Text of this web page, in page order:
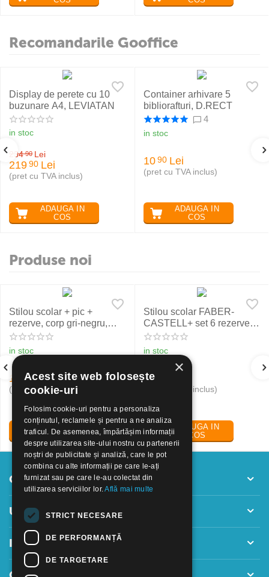
Recomandarile Gooffice
Display de perete cu 10
buzunare A4, LEVIATAN
in stoc
234 90 Lei
219 90 Lei
(pret cu TVA inclus)
ADAUGA IN
COS
Container arhivare 5
bibliorafturi, D.RECT
4
in stoc
10 90 Lei
(pret cu TVA inclus)
ADAUGA IN
COS
Produse noi
Stilou scolar + pic +
rezerve, corp gri-negru,
NXT Eberhard Faber
in stoc
19 30 Lei
(pret cu TVA inclus)
ADAUGA IN
COS
Stilou scolar FABER-
CASTELL+ set 6 rezerve,
rosu
in stoc
24
(pret cu TVA inclus)
ADAUGA IN
COS
Contul meu
Utile
Informatii
×
Acest site web folosește
cookie-uri
Folosim cookie-uri pentru a personaliza
conținutul, reclamele și pentru a ne analiza
traficul. De asemenea, împărtășim informații
despre utilizarea site-ului nostru cu partenerii
noștri de publicitate și analiză, care le pot
combina cu alte informații pe care le-ați
furnizat sau pe care le-au colectat din
utilizarea serviciilor lor.Află mai multe
STRICT NECESARE
DE PERFORMANȚĂ
DE TARGETARE